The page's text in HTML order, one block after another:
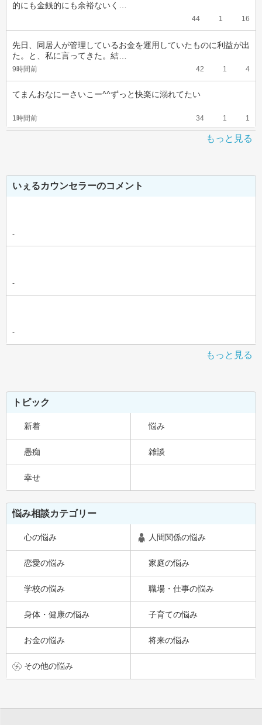
的にも金銭的にも余裕ないく…
44 1 16
先日、同居人が管理しているお金を運用していたものに利益が出
た。と、私に言ってきた。結…
9時間前 42 1 4
てまんおなにーさいこー^^ずっと快楽に溺れてたい
1時間前 34 1 1
もっと見る
いぇるカウンセラーのコメント
-
-
-
もっと見る
トピック
新着 悩み
愚痴 雑談
幸せ
悩み相談カテゴリー
心の悩み 人間関係の悩み
恋愛の悩み 家庭の悩み
学校の悩み 職場・仕事の悩み
身体・健康の悩み 子育ての悩み
お金の悩み 将来の悩み
その他の悩み